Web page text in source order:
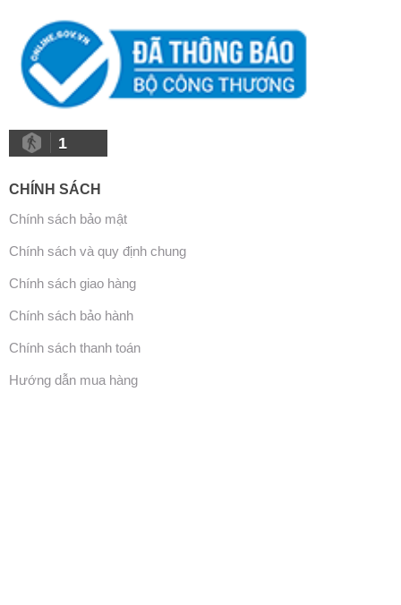
1
CHÍNH SÁCH
Chính sách bảo mật
Chính sách và quy định chung
Chính sách giao hàng
Chính sách bảo hành
Chính sách thanh toán
Hướng dẫn mua hàng